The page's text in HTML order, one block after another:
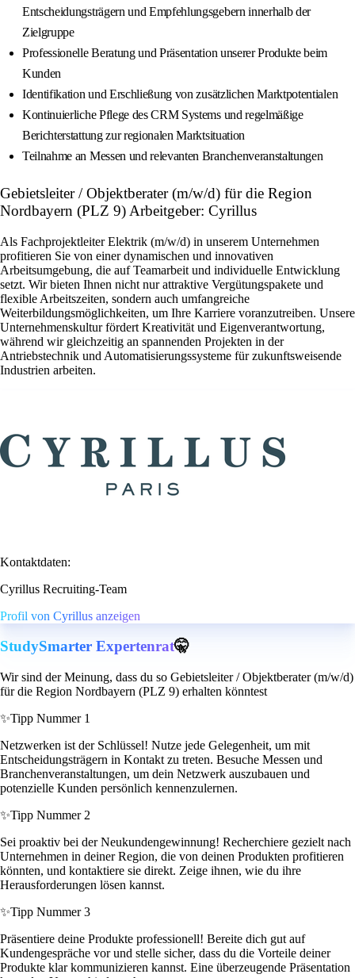
Entscheidungsträgern und Empfehlungsgebern innerhalb der
Zielgruppe
Professionelle Beratung und Präsentation unserer Produkte beim
Kunden
Identifikation und Erschließung von zusätzlichen Marktpotentialen
Kontinuierliche Pflege des CRM Systems und regelmäßige
Berichterstattung zur regionalen Marktsituation
Teilnahme an Messen und relevanten Branchenveranstaltungen
Gebietsleiter / Objektberater (m/w/d) für die Region
Nordbayern (PLZ 9) Arbeitgeber: Cyrillus
Als Fachprojektleiter Elektrik (m/w/d) in unserem Unternehmen
profitieren Sie von einer dynamischen und innovativen
Arbeitsumgebung, die auf Teamarbeit und individuelle Entwicklung
setzt. Wir bieten Ihnen nicht nur attraktive Vergütungspakete und
flexible Arbeitszeiten, sondern auch umfangreiche
Weiterbildungsmöglichkeiten, um Ihre Karriere voranzutreiben. Unsere
Unternehmenskultur fördert Kreativität und Eigenverantwortung,
während wir gleichzeitig an spannenden Projekten in der
Antriebstechnik und Automatisierungssysteme für zukunftsweisende
Industrien arbeiten.
Kontaktdaten:
Cyrillus Recruiting-Team
Profil von Cyrillus anzeigen
StudySmarter Expertenrat🤫
Wir sind der Meinung, dass du so Gebietsleiter / Objektberater (m/w/d)
für die Region Nordbayern (PLZ 9) erhalten könntest
✨Tipp Nummer 1
Netzwerken ist der Schlüssel! Nutze jede Gelegenheit, um mit
Entscheidungsträgern in Kontakt zu treten. Besuche Messen und
Branchenveranstaltungen, um dein Netzwerk auszubauen und
potenzielle Kunden persönlich kennenzulernen.
✨Tipp Nummer 2
Sei proaktiv bei der Neukundengewinnung! Recherchiere gezielt nach
Unternehmen in deiner Region, die von deinen Produkten profitieren
könnten, und kontaktiere sie direkt. Zeige ihnen, wie du ihre
Herausforderungen lösen kannst.
✨Tipp Nummer 3
Präsentiere deine Produkte professionell! Bereite dich gut auf
Kundengespräche vor und stelle sicher, dass du die Vorteile deiner
Produkte klar kommunizieren kannst. Eine überzeugende Präsentation